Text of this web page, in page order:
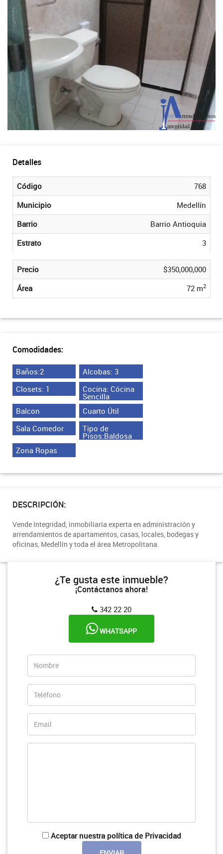
Detalles
Código
768
Municipio
Medellín
Barrio
Barrio Antioquia
Estrato
3
Precio
$350,000,000
Área
72 m2
Comodidades:
Baños:2
Alcobas: 3
Closets: 1
Cocina: Cócina
Sencilla
Balcon
Cuarto Útil
Sala Comedor
Tipo de
Pisos:Baldosa
Zona Ropas
DESCRIPCIÓN:
Vende Integridad, inmobiliaria experta en administración y
arrendamientos de apartamentos, casas, locales, bodegas y
oficinas, Medellín y toda el área Metropolitana.
¿Te gusta este inmueble?
¡Contáctanos ahora!
342 22 20
WHATSAPP
Aceptar nuestra política de Privacidad